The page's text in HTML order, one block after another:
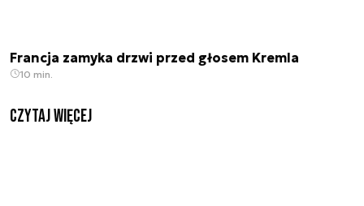
Francja zamyka drzwi przed głosem Kremla
10 min.
czytaj więcej